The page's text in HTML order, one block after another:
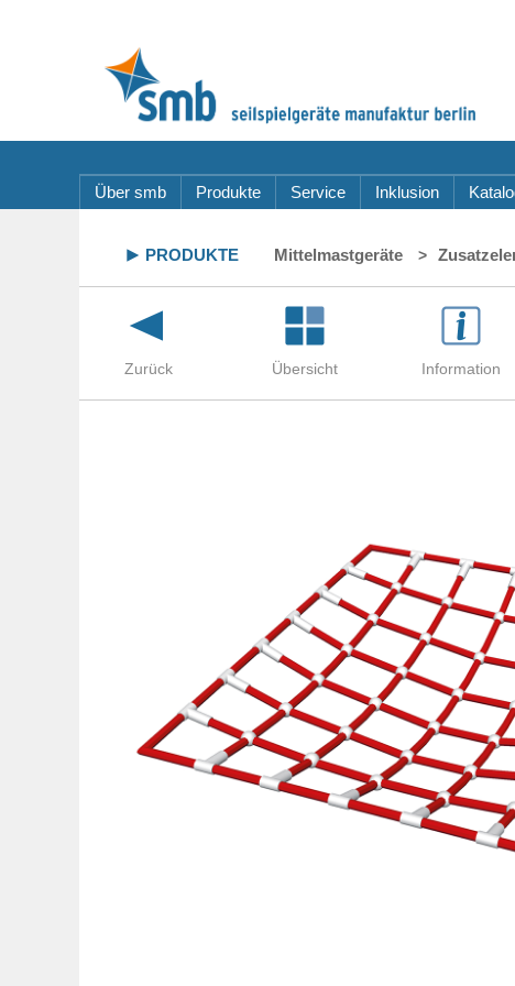
Über smb Produkte Service Inklusion
PRODUKTE Mittelmastgeräte